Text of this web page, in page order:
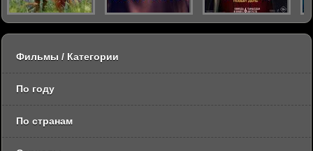
Фильмы / Категории
По году
По странам